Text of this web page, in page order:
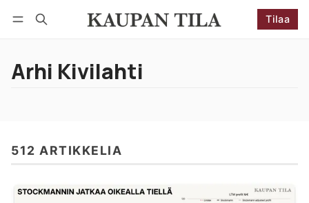
Tilaa
Arhi Kivilahti
512 ARTIKKELIA